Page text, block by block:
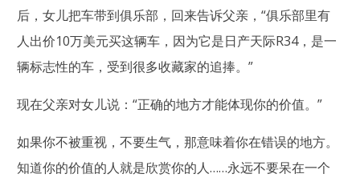
后，女儿把车带到俱乐部，回来告诉父亲，“俱乐部里有
人出价10万美元买这辆车，因为它是日产天际R34，是一
辆标志性的车，受到很多收藏家的追捧。”
现在父亲对女儿说：“正确的地方才能体现你的价值。”
如果你不被重视，不要生气，那意味着你在错误的地方。
知道你的价值的人就是欣赏你的人……永远不要呆在一个